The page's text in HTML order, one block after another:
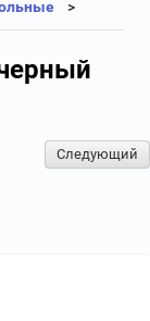
Следующий